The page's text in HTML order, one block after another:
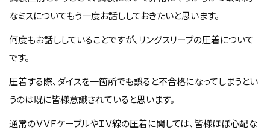
なミスについてもう一度お話ししておきたいと思います。
何度もお話ししていることですが、リングスリーブの圧着について
です。
圧着する際、ダイスを一箇所でも誤ると不合格になってしまうとい
うのは既に皆様意識されていると思います。
通常のＶＶＦケーブルやＩＶ線の圧着に関しては、皆様ほぼ心配な